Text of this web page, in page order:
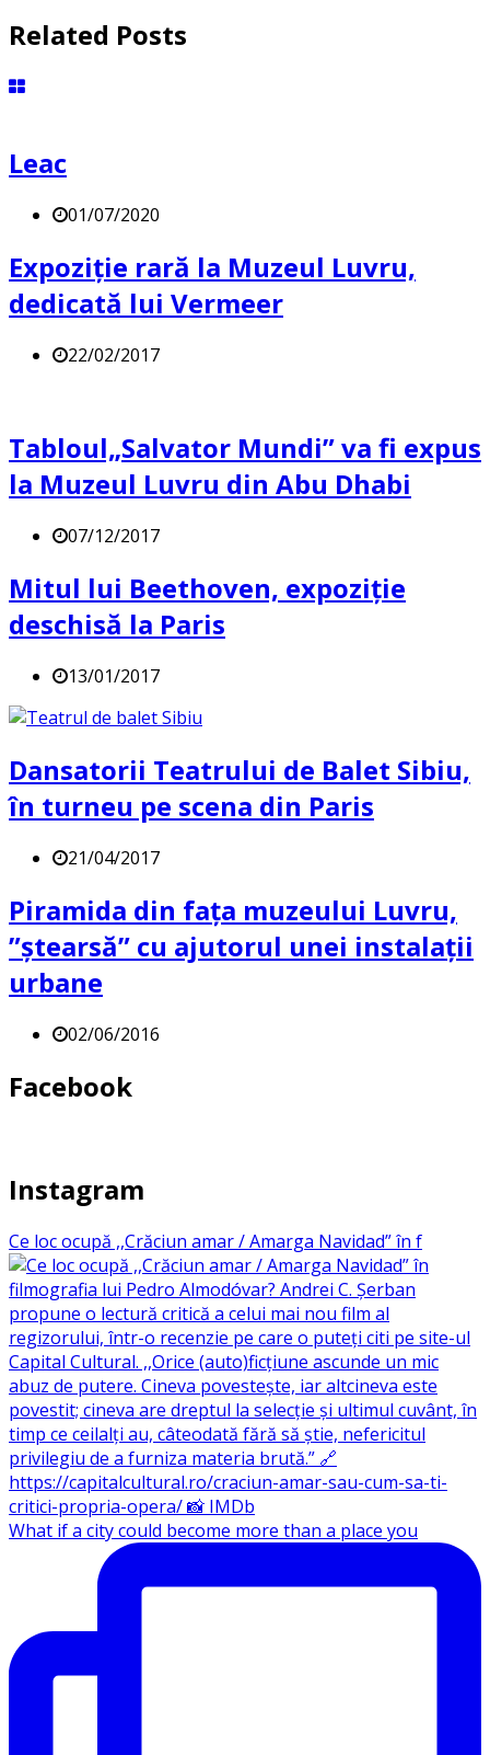
Related Posts
Leac
01/07/2020
Expoziție rară la Muzeul Luvru,
dedicată lui Vermeer
22/02/2017
Tabloul„Salvator Mundi” va fi expus
la Muzeul Luvru din Abu Dhabi
07/12/2017
Mitul lui Beethoven, expoziție
deschisă la Paris
13/01/2017
Dansatorii Teatrului de Balet Sibiu,
în turneu pe scena din Paris
21/04/2017
Piramida din fața muzeului Luvru,
”ștearsă” cu ajutorul unei instalații
urbane
02/06/2016
Facebook
Instagram
Ce loc ocupă ,,Crăciun amar / Amarga Navidad” în f
What if a city could become more than a place you